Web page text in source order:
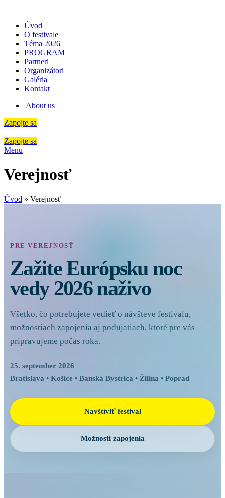
Úvod
O festivale
Téma 2026
PROGRAM
Partneri
Organizátori
Galéria
Kontakt
About us
Zapojte sa
Zapojte sa
Menu
Verejnosť
Úvod » Verejnosť
PRE VEREJNOSŤ
Zažite Európsku noc
vedy 2026 naživo
Všetko, čo potrebujete vedieť o návšteve festivalu,
možnostiach zapojenia aj podujatiach, ktoré pre vás
pripravujeme počas roka.
25. september 2026
Bratislava • Košice • Banská Bystrica • Žilina • Poprad
Navštíviť festival
Možnosti zapojenia